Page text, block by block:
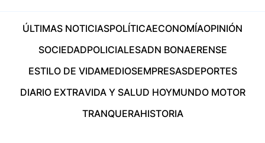
ÚLTIMAS NOTICIASPOLÍTICAECONOMÍAOPINIÓN
SOCIEDADPOLICIALESADN BONAERENSE
ESTILO DE VIDAMEDIOSEMPRESASDEPORTES
DIARIO EXTRAVIDA Y SALUD HOYMUNDO MOTOR
TRANQUERAHISTORIA